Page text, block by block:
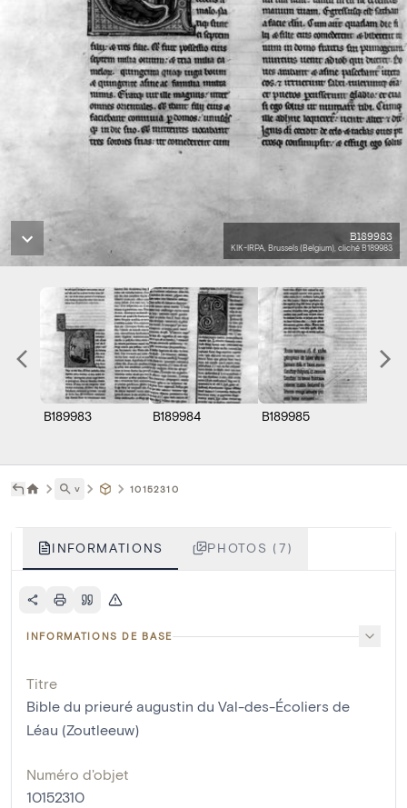
B189983
KIK-IRPA, Brussels (Belgium), cliché B189983
B189983 B189984 B189985
˅ 10152310
INFORMATIONS PHOTOS (7)
INFORMATIONS DE BASE
Titre
Bible du prieuré augustin du Val-des-Écoliers de
Léau (Zoutleeuw)
Numéro d'objet
10152310